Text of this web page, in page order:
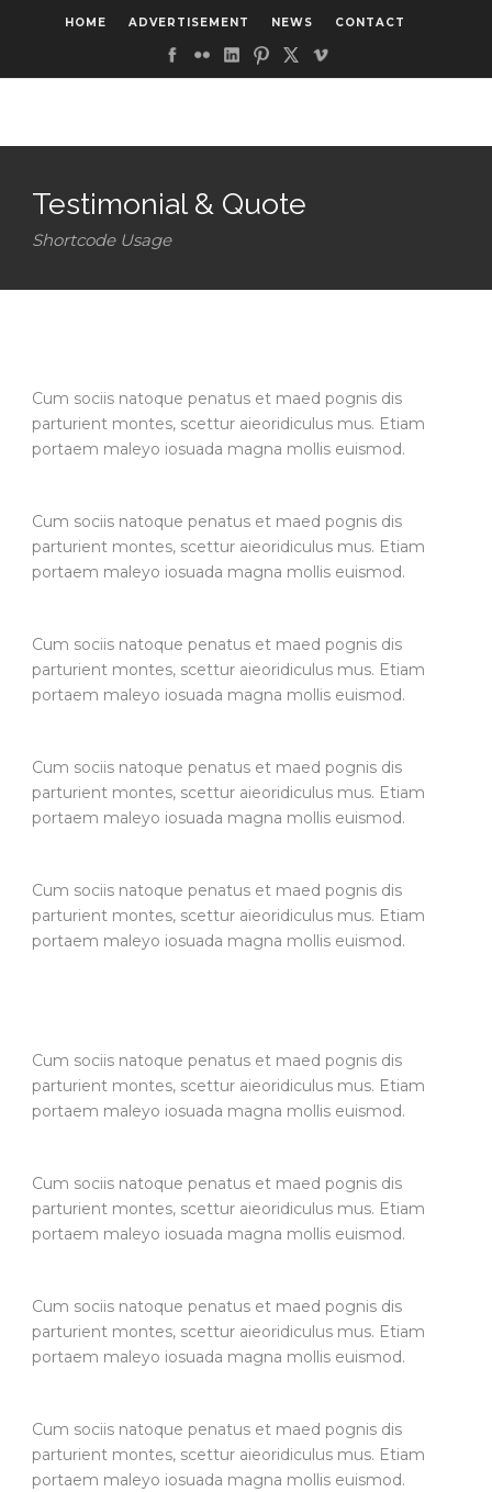
HOME ADVERTISEMENT NEWS CONTACT
Testimonial & Quote
Shortcode Usage
Cum sociis natoque penatus et maed pognis dis
parturient montes, scettur aieoridiculus mus. Etiam
portaem maleyo iosuada magna mollis euismod.
Cum sociis natoque penatus et maed pognis dis
parturient montes, scettur aieoridiculus mus. Etiam
portaem maleyo iosuada magna mollis euismod.
Cum sociis natoque penatus et maed pognis dis
parturient montes, scettur aieoridiculus mus. Etiam
portaem maleyo iosuada magna mollis euismod.
Cum sociis natoque penatus et maed pognis dis
parturient montes, scettur aieoridiculus mus. Etiam
portaem maleyo iosuada magna mollis euismod.
Cum sociis natoque penatus et maed pognis dis
parturient montes, scettur aieoridiculus mus. Etiam
portaem maleyo iosuada magna mollis euismod.
Cum sociis natoque penatus et maed pognis dis
parturient montes, scettur aieoridiculus mus. Etiam
portaem maleyo iosuada magna mollis euismod.
Cum sociis natoque penatus et maed pognis dis
parturient montes, scettur aieoridiculus mus. Etiam
portaem maleyo iosuada magna mollis euismod.
Cum sociis natoque penatus et maed pognis dis
parturient montes, scettur aieoridiculus mus. Etiam
portaem maleyo iosuada magna mollis euismod.
Cum sociis natoque penatus et maed pognis dis
parturient montes, scettur aieoridiculus mus. Etiam
portaem maleyo iosuada magna mollis euismod.